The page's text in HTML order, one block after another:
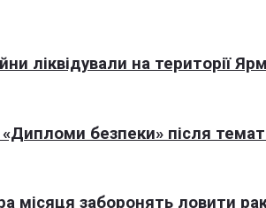
ліквідували на території
безпеки» після
місяця заборонять ловити